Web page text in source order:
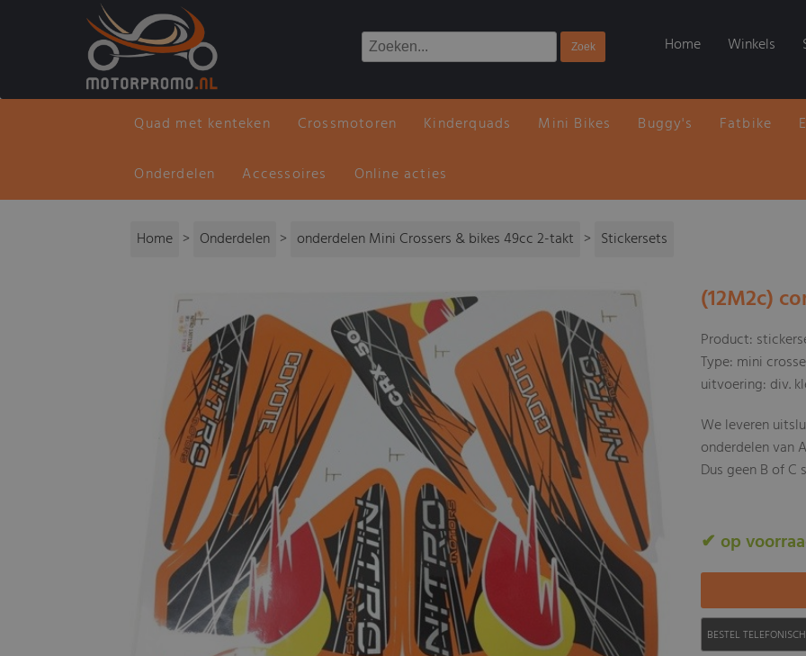
Home Winkels
Quad met kenteken Crossmotoren Kinderquads Mini Bikes Buggy's Fatbike
Onderdelen Accessoires Online acties
Home > Onderdelen > onderdelen Mini Crossers & bikes 49cc 2-takt > Stickersets
(12M2c)
Product:
Type: mini
uitvoering: div.
We leveren
onderdelen van
Dus geen B of C
✔ op
BESTEL TELEFONISCH